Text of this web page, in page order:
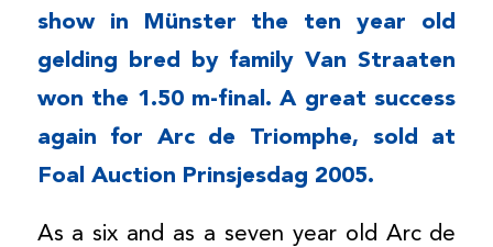
show in Münster the ten year old
gelding bred by family Van Straaten
won the 1.50 m-final. A great success
again for Arc de Triomphe, sold at
Foal Auction Prinsjesdag 2005.
As a six and as a seven year old Arc de